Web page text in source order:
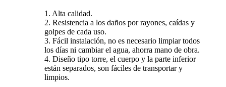
1. Alta calidad.
2. Resistencia a los daños por rayones, caídas y
golpes de cada uso.
3. Fácil instalación, no es necesario limpiar todos
los días ni cambiar el agua, ahorra mano de obra.
4. Diseño tipo torre, el cuerpo y la parte inferior
están separados, son fáciles de transportar y
limpios.